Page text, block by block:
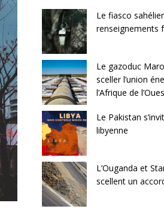
Le fiasco
renseignements
Le gazoduc
sceller l’union
l’Afrique de
Le Pakistan
libyenne
L’Ouganda et
scellent un